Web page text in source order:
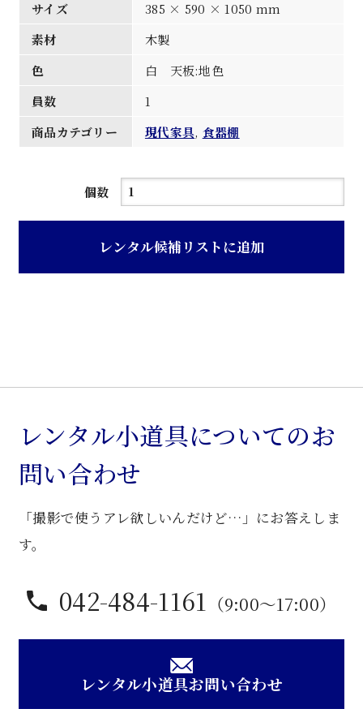
サイズ
385 × 590 × 1050 mm
素材
木製
色
白 天板:地色
員数
1
商品カテゴリー
現代家具, 食器棚
個数
白
製
ネ
ッ
ト
レンタル候補リストに追加
レンタル小道具についてのお
問い合わせ
「撮影で使うアレ欲しいんだけど…」にお答えしま
す。
042-484-1161 （9:00〜17:00）
レンタル小道具お問い合わせ